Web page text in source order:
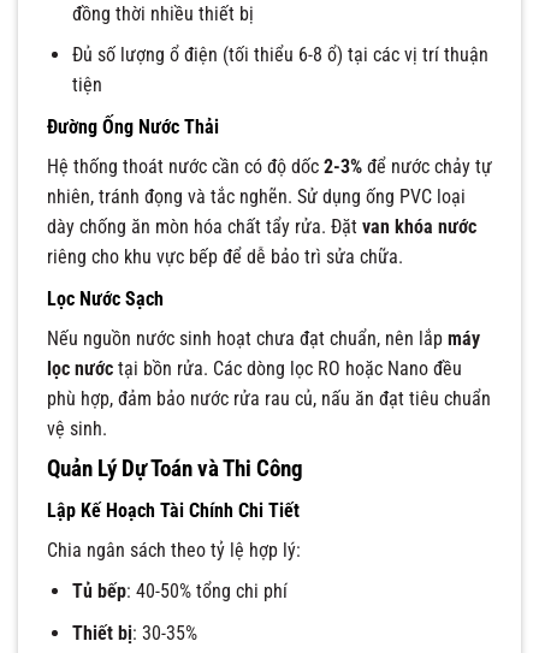
đồng thời nhiều thiết bị
Đủ số lượng ổ điện (tối thiểu 6-8 ổ) tại các vị trí thuận
tiện
Đường Ống Nước Thải
Hệ thống thoát nước cần có độ dốc 2-3% để nước chảy tự
nhiên, tránh đọng và tắc nghẽn. Sử dụng ống PVC loại
dày chống ăn mòn hóa chất tẩy rửa. Đặt van khóa nước
riêng cho khu vực bếp để dễ bảo trì sửa chữa.
Lọc Nước Sạch
Nếu nguồn nước sinh hoạt chưa đạt chuẩn, nên lắp máy
lọc nước tại bồn rửa. Các dòng lọc RO hoặc Nano đều
phù hợp, đảm bảo nước rửa rau củ, nấu ăn đạt tiêu chuẩn
vệ sinh.
Quản Lý Dự Toán và Thi Công
Lập Kế Hoạch Tài Chính Chi Tiết
Chia ngân sách theo tỷ lệ hợp lý:
Tủ bếp: 40-50% tổng chi phí
Thiết bị: 30-35%